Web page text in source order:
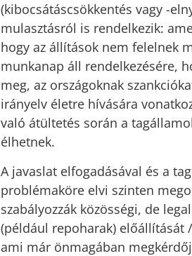
(kibocsátáscsökkentés vagy -
mulasztásról is rendelkezik:
hogy az állítások nem felelnek
munkanap áll rendelkezésére,
meg, az országoknak
irányelv életre hívására
való átültetés során a
élhetnek.
A javaslat elfogadásával és a
problémaköre elvi szinten
szabályozzák közösségi, de
(például repoharak) előállítását
ami már önmagában